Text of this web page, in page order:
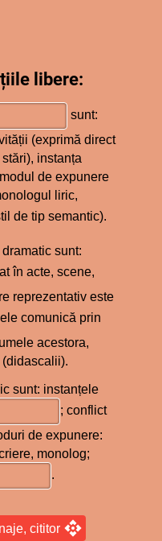
libere:
sunt:
(exprimă direct
instanța
de expunere
liric,
de tip semantic).
sunt:
în acte, scene,
reprezentativ este
comunică prin
acestora,
sunt: instanțele
; conflict
de expunere:
monolog;
.
cititor